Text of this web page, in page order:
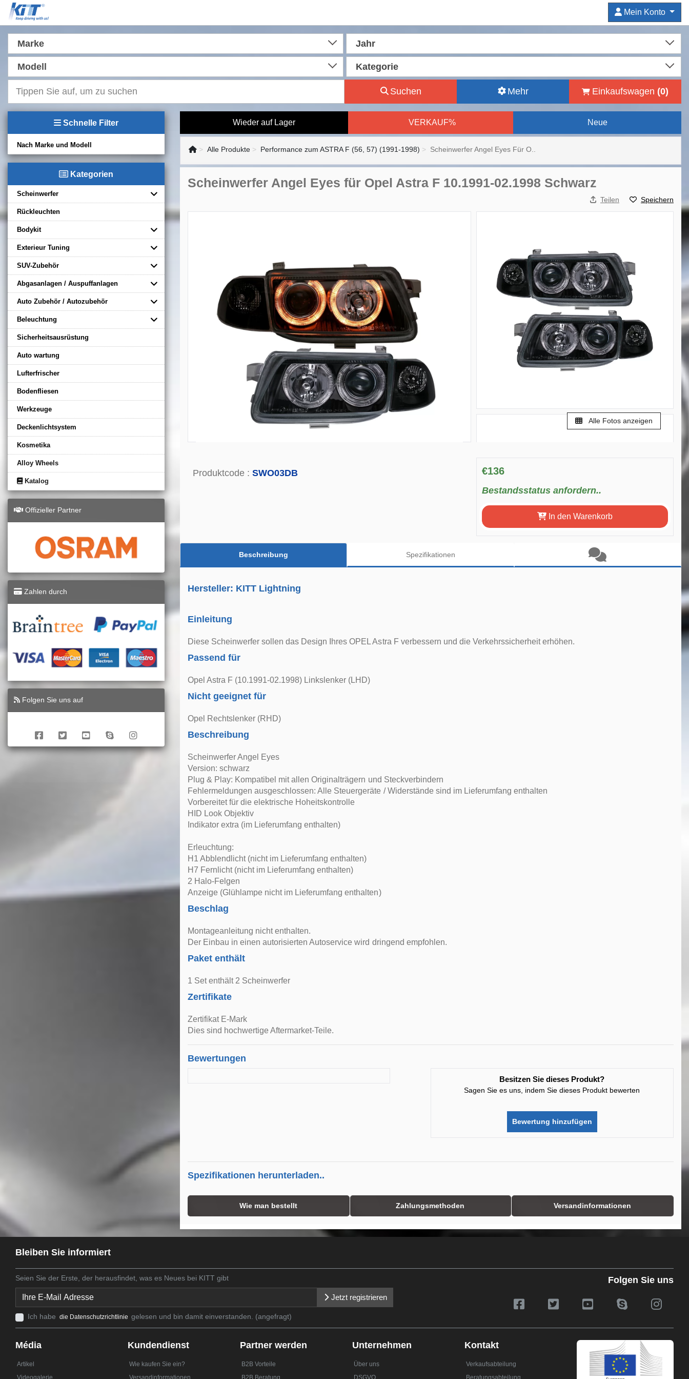
Mein Konto
Marke Jahr
Modell Kategorie
Suchen Mehr Einkaufswagen (0)
Schnelle Filter
Nach Marke und Modell
Kategorien
Scheinwerfer
Rückleuchten
Bodykit
Exterieur Tuning
SUV-Zubehör
Abgasanlagen / Auspuffanlagen
Auto Zubehör / Autozubehör
Beleuchtung
Sicherheitsausrüstung
Auto wartung
Lufterfrischer
Bodenfliesen
Werkzeuge
Deckenlichtsystem
Kosmetika
Alloy Wheels
Katalog
Offizieller Partner
Zahlen durch
Folgen Sie uns auf
Wieder auf Lager VERKAUF% Neue
Alle Produkte Performance zum ASTRA F (56, 57) (1991-1998) Scheinwerfer Angel Eyes Für O..
Scheinwerfer Angel Eyes für Opel Astra F 10.1991-02.1998 Schwarz
Teilen Speichern
Alle Fotos anzeigen
Produktcode : SWO03DB €136
Bestandsstatus anfordern..
In den Warenkorb
Beschreibung Spezifikationen
Hersteller: KITT Lightning
Einleitung
Diese Scheinwerfer sollen das Design Ihres OPEL Astra F verbessern und die Verkehrssicherheit erhöhen.
Passend für
Opel Astra F (10.1991-02.1998) Linkslenker (LHD)
Nicht geeignet für
Opel Rechtslenker (RHD)
Beschreibung
Scheinwerfer Angel Eyes
Version: schwarz
Plug & Play: Kompatibel mit allen Originalträgern und Steckverbindern
Fehlermeldungen ausgeschlossen: Alle Steuergeräte / Widerstände sind im Lieferumfang enthalten
Vorbereitet für die elektrische Hoheitskontrolle
HID Look Objektiv
Indikator extra (im Lieferumfang enthalten)
Erleuchtung:
H1 Abblendlicht (nicht im Lieferumfang enthalten)
H7 Fernlicht (nicht im Lieferumfang enthalten)
2 Halo-Felgen
Anzeige (Glühlampe nicht im Lieferumfang enthalten)
Beschlag
Montageanleitung nicht enthalten.
Der Einbau in einen autorisierten Autoservice wird dringend empfohlen.
Paket enthält
1 Set enthält 2 Scheinwerfer
Zertifikate
Zertifikat E-Mark
Dies sind hochwertige Aftermarket-Teile.
Bewertungen
Besitzen Sie dieses Produkt?
Sagen Sie es uns, indem Sie dieses Produkt bewerten
Bewertung hinzufügen
Spezifikationen herunterladen..
Wie man bestellt Zahlungsmethoden Versandinformationen
Bleiben Sie informiert
Seien Sie der Erste, der herausfindet, was es Neues bei KITT gibt
Jetzt registrieren
Ich habe die Datenschutzrichtlinie gelesen und bin damit einverstanden. (angefragt)
Folgen Sie uns
Média
Artikel
Videogalerie
Kundendienst
Wie kaufen Sie ein?
Versandinformationen
Partner werden
B2B Vorteile
B2B Beratung
Unternehmen
Über uns
DSGVO
Kontakt
Verkaufsabteilung
Beratungsabteilung